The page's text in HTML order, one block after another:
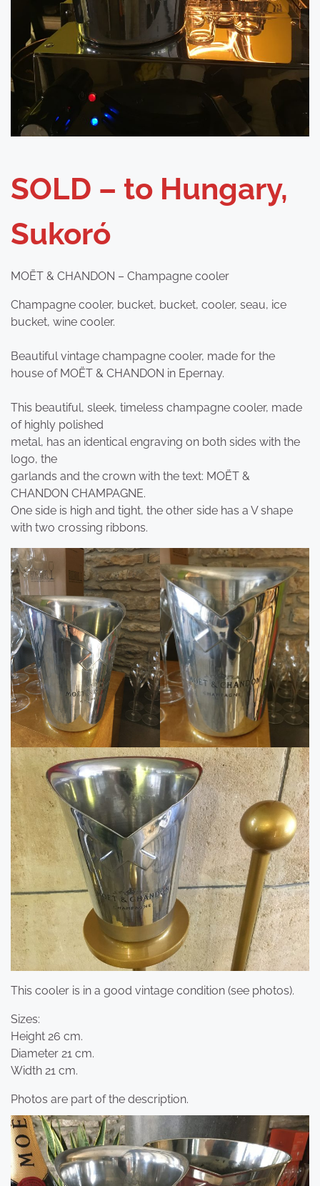
SOLD – to Hungary,
Sukoró
MOËT & CHANDON – Champagne cooler
Champagne cooler, bucket, bucket, cooler, seau, ice
bucket, wine cooler.
Beautiful vintage champagne cooler, made for the
house of MOËT & CHANDON in Epernay.
This beautiful, sleek, timeless champagne cooler, made
of highly polished
metal, has an identical engraving on both sides with the
logo, the
garlands and the crown with the text: MOËT &
CHANDON CHAMPAGNE.
One side is high and tight, the other side has a V shape
with two crossing ribbons.
This cooler is in a good vintage condition (see photos).
Sizes:
Height 26 cm.
Diameter 21 cm.
Width 21 cm.
Photos are part of the description.